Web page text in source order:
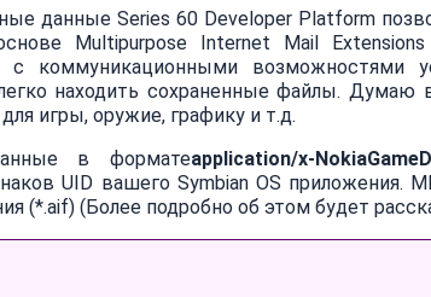
данные Series 60 Developer Platform
Multipurpose Internet Mail
с коммуникационными возможностями
находить сохраненные файлы. Думаю
игры, оружие, графику и т.д.
в форматеapplication/x-
UID вашего Symbian OS приложения.
(*.aif) (Более подробно об этом будет